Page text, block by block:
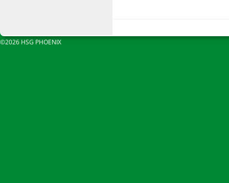
©2026 HSG PHOENIX